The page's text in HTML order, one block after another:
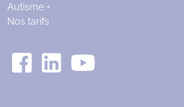
Autisme +
Nos tarifs